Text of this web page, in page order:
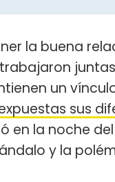
la buena
un
sus
en la noche
y la